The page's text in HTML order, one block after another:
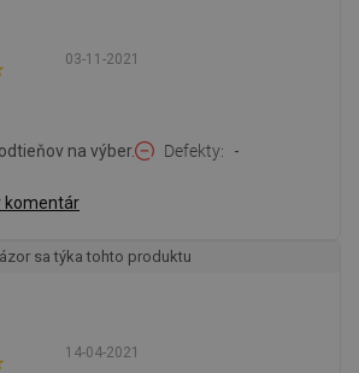
03-11-2021
na výber. Defekty -
komentár
sa týka tohto produktu
14-04-2021